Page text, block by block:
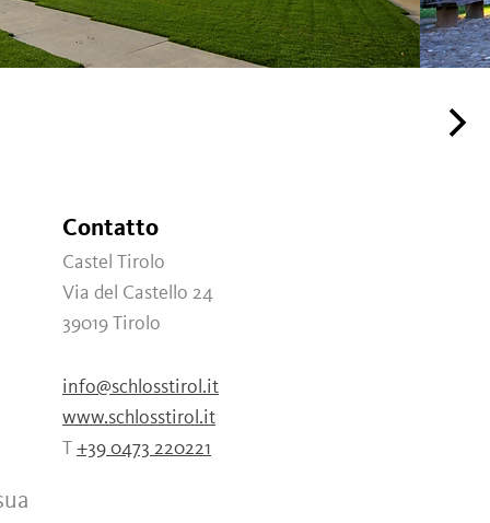
Contatto
Castel Tirolo
Via del Castello 24
39019 Tirolo
info@schlosstirol.it
www.schlosstirol.it
T +39 0473 220221